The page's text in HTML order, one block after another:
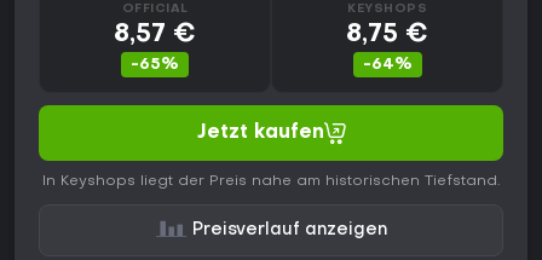
OFFICIAL
8,57 €
-65%
KEYSHOPS
8,75 €
-64%
Jetzt kaufen
In Keyshops liegt der Preis nahe am historischen Tiefstand.
Preisverlauf anzeigen